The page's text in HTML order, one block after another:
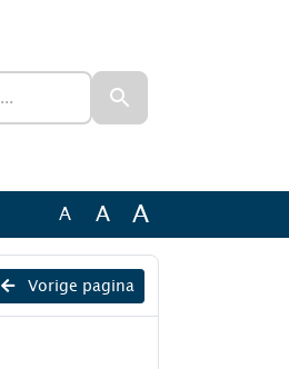
A A A
Vorige pagina